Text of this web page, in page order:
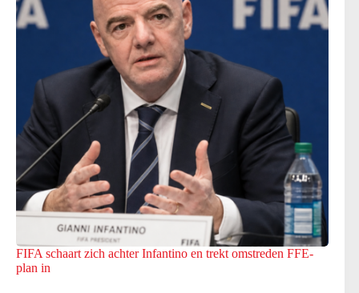
FIFA schaart zich achter Infantino en trekt omstreden FFE-
plan in